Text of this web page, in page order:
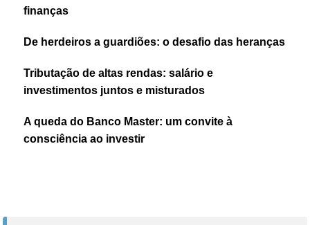
finanças
De herdeiros a guardiões: o desafio das heranças
Tributação de altas rendas: salário e
investimentos juntos e misturados
A queda do Banco Master: um convite à
consciência ao investir